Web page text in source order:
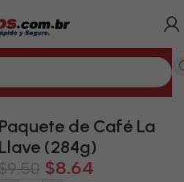
Mayabeque
Paquete de Café La
Llave (284g)
9.50 $8.64